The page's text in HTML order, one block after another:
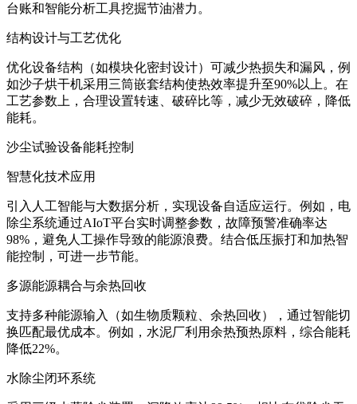
台账和智能分析工具挖掘节油潜力。
‌结构设计与工艺优化‌
优化设备结构（如模块化密封设计）可减少热损失和漏风，例
如沙子烘干机采用三筒嵌套结构使热效率提升至90%以上‌。在
工艺参数上，合理设置转速、破碎比等，减少无效破碎，降低
能耗。
沙尘试验设备能耗控制
‌智慧化技术应用‌
引入人工智能与大数据分析，实现设备自适应运行。例如，电
除尘系统通过AIoT平台实时调整参数，故障预警准确率达
98%，避免人工操作导致的能源浪费‌。结合低压振打和加热智
能控制，可进一步节能‌。
‌多源能源耦合与余热回收‌
支持多种能源输入（如生物质颗粒、余热回收），通过智能切
换匹配最优成本。例如，水泥厂利用余热预热原料，综合能耗
降低22%‌。
‌水除尘闭环系统‌